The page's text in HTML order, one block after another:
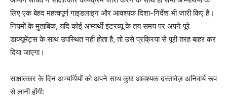
लिए एक बेहद महत्वपूर्ण गाइडलाइन और आवश्यक दिशा-निर्देश भी जारी किए हैं।
नियमों के मुताबिक, यदि कोई अभ्यर्थी इंटरव्यू के तय समय पर अपने पूरे
डाक्यूमेंट्स के साथ उपस्थित नहीं होता है, तो उसे प्रक्रिया से पूरी तरह बाहर कर
दिया जाएगा।
साक्षात्कार के दिन अभ्यर्थियों को अपने साथ कुछ आवश्यक दस्तावेज़ अनिवार्य रूप
से लानी होंगी: